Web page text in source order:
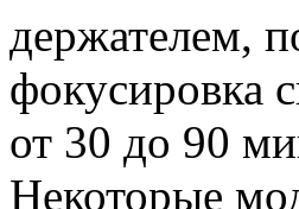
держателем,
фокусировка
от 30 до 90
Некоторые